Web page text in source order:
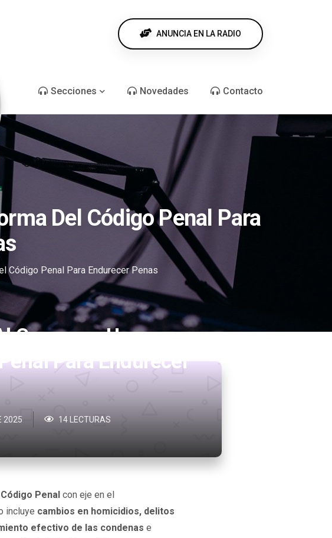
ANUNCIA EN LA RADIO
Secciones Novedades Contacto
Del Código Penal Para
Código Penal Para Endurecer Penas
Congreso Una
Para Endurecer
2025 14 LECTURAS
Penal con eje en el
incluye cambios en homicidios, delitos
efectivo de las condenas e